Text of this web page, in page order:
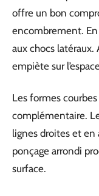
offre un bon
encombrement.
aux chocs
empiète sur
Les formes
complémentaire.
lignes droites et
ponçage arrondi
surface.